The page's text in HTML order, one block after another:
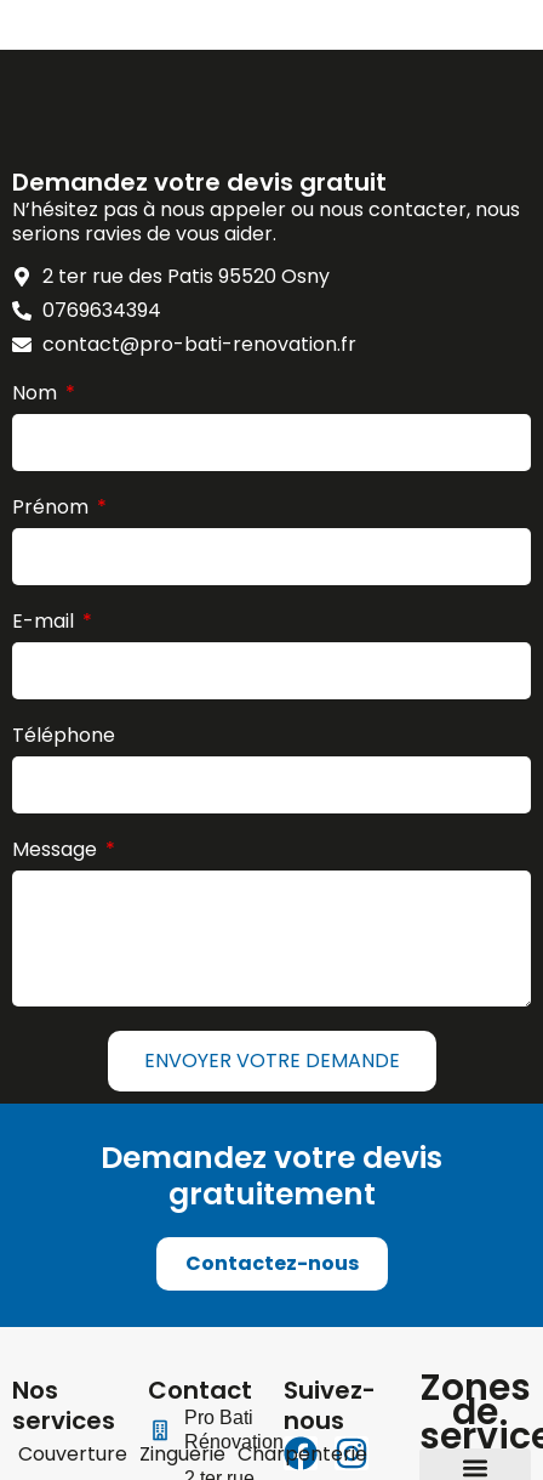
Demandez votre devis gratuit
N’hésitez pas à nous appeler ou nous contacter, nous
serions ravies de vous aider.
2 ter rue des Patis 95520 Osny
0769634394
contact@pro-bati-renovation.fr
Nom
Prénom
E-mail
Téléphone
Message
ENVOYER VOTRE DEMANDE
Demandez votre devis
gratuitement
Contactez-nous
Nos
services
Couverture Zinguerie Charpenterie
Contact
Pro Bati
Rénovation
Suivez-
nous
Zones
de